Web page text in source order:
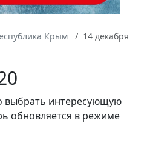
Крым
14 декабря
выбрать интересующую
обновляется в режиме